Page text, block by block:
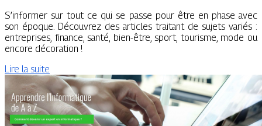
S’informer sur tout ce qui se passe pour être en phase avec
son époque. Découvrez des articles traitant de sujets variés :
entreprises, finance, santé, bien-être, sport, tourisme, mode ou
encore décoration !
Lire la suite